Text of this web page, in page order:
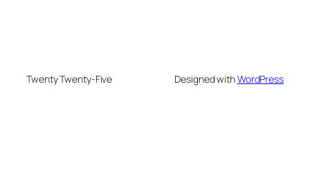
Twenty Twenty-Five Designed withWordPress